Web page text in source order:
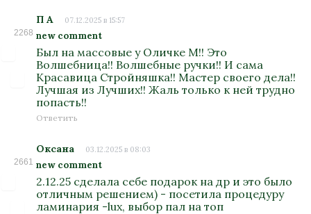
2268
П А 07.12.2025 в 15:57
new comment
Был на массовые у Оличке М!! Это
Волшебница!! Волшебные ручки!! И сама
Красавица Стройняшка!! Мастер своего дела!!
Лучшая из Лучших!! Жаль только к ней трудно
попасть!!
Ответить
2661
Оксана 03.12.2025 в 08:03
new comment
2.12.25 сделала себе подарок на др и это было
отличным решением) - посетила процедуру
ламинария -lux, выбор пал на топ